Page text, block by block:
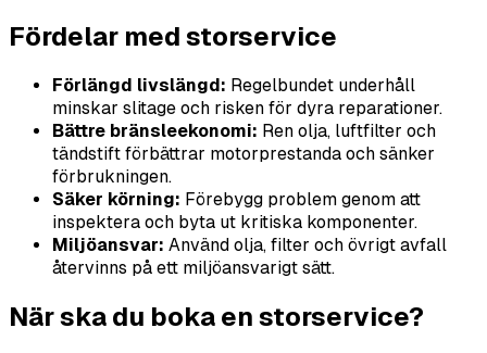
Fördelar med storservice
Förlängd livslängd: Regelbundet underhåll
minskar slitage och risken för dyra reparationer.
Bättre bränsleekonomi: Ren olja, luftfilter och
tändstift förbättrar motorprestanda och sänker
förbrukningen.
Säker körning: Förebygg problem genom att
inspektera och byta ut kritiska komponenter.
Miljöansvar: Använd olja, filter och övrigt avfall
återvinns på ett miljöansvarigt sätt.
När ska du boka en storservice?